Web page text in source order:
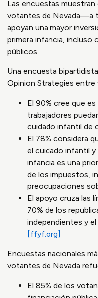
Las encuestas
votantes de Nevada—a
apoyan una mayor
primera infancia, incluso
públicos.
Una encuesta
Opinion Strategies entre
El 90% cree que
trabajadores
cuidado infantil de
El 78% considera
el cuidado infantil y
infancia es una
de los impuestos,
preocupaciones
El apoyo cruza las
70% de los
independientes y
[ffyf.org]
Encuestas nacionales
votantes de Nevada
El 85% de los